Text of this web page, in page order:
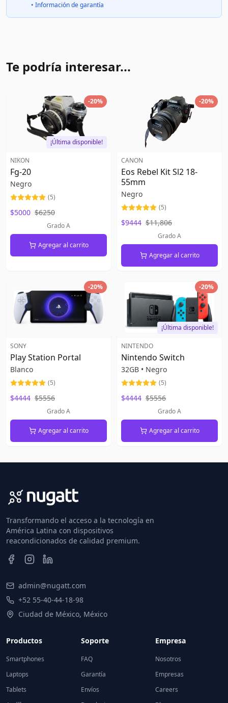
• Información de garantía
Te podría interesar...
-20%
¡Última disponible!
NIKON
Fg-20
Negro
(5)
$5000 $6250
Grado A
Agregar al carrito
-20%
CANON
Eos Rebel Kit Sl2 18-
55mm
Negro
(5)
$9444 $11,806
Grado A
Agregar al carrito
-20%
SONY
Play Station Portal
Blanco
(5)
$4444 $5556
Grado A
Agregar al carrito
-20%
¡Última disponible!
NINTENDO
Nintendo Switch
32GB • Negro
(5)
$4444 $5556
Grado A
Agregar al carrito
Transformando el acceso a la tecnología en
América Latina con dispositivos
reacondicionados de calidad premium.
admin@nugatt.com
+52 55-40-44-18-98
Ciudad de México, México
Productos
Smartphones
Laptops
Tablets
Soporte
FAQ
Garantía
Envíos
Empresa
Nosotros
Empresas
Careers